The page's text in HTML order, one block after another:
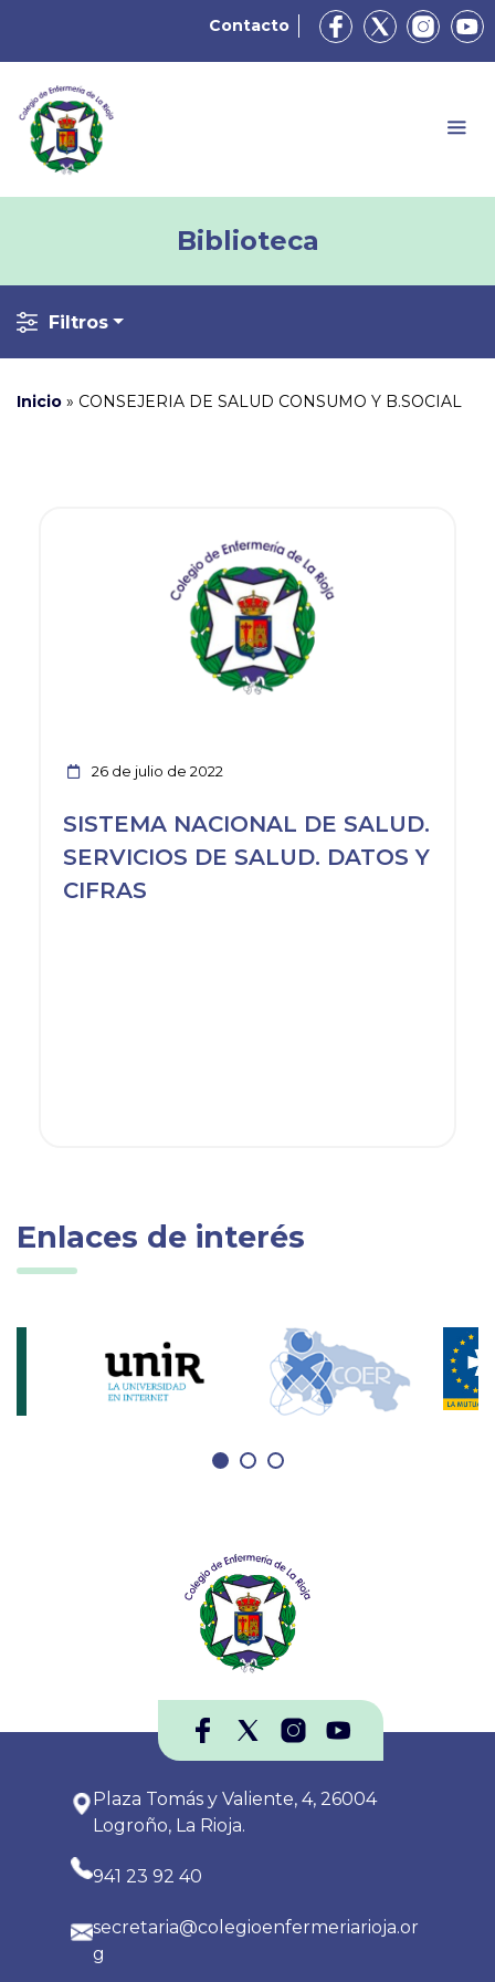
Contacto
Biblioteca
Filtros
Inicio » CONSEJERIA DE SALUD CONSUMO Y B.SOCIAL
26 de julio de 2022
SISTEMA NACIONAL DE SALUD.
SERVICIOS DE SALUD. DATOS Y
CIFRAS
Enlaces de interés
Plaza Tomás y Valiente, 4, 26004
Logroño, La Rioja.
941 23 92 40
secretaria@colegioenfermeriarioja.or
g